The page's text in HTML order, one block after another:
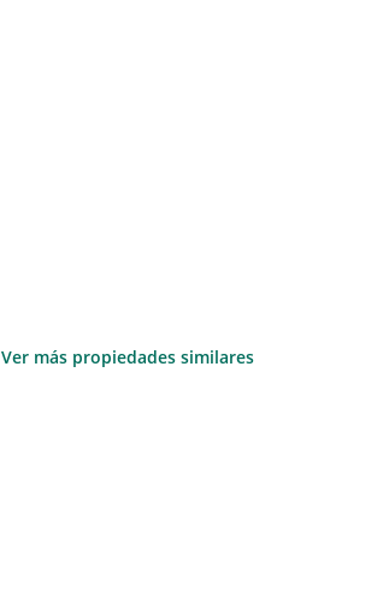
Ver más propiedades similares